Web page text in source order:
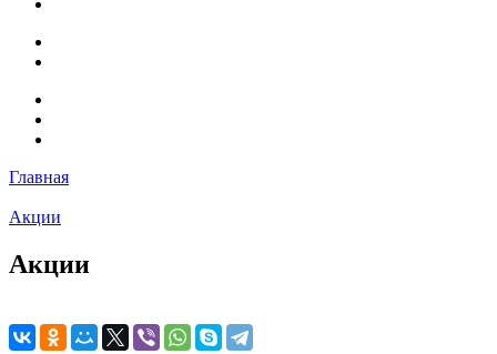
Главная
Акции
Акции